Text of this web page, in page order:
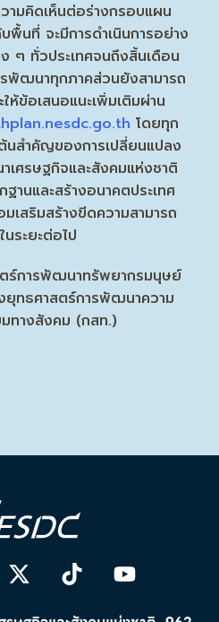
ดเห็นต่อร่างกรอบแผน
นที่ จะมีการดำเนินการอย่าง
ๆ ทั่วประเทศจนถึงสิ้นเดือน
พัฒนาทุกภาคส่วนยังสามารถ
ห้ข้อเสนอแนะเพิ่มเติมผ่าน
โดยทุก
นสำคัญของการเปลี่ยนแปลง
เศรษฐกิจและสังคมแห่งชาติ
านและสร้างอนาคตประเทศ
สริมสร้างขีดความสามารถ
ระยะต่อไป
ร์การพัฒนาทรัพยากรมนุษย์
ยุทธศาสตร์การพัฒนาความ
มทางสังคม (กสท.)